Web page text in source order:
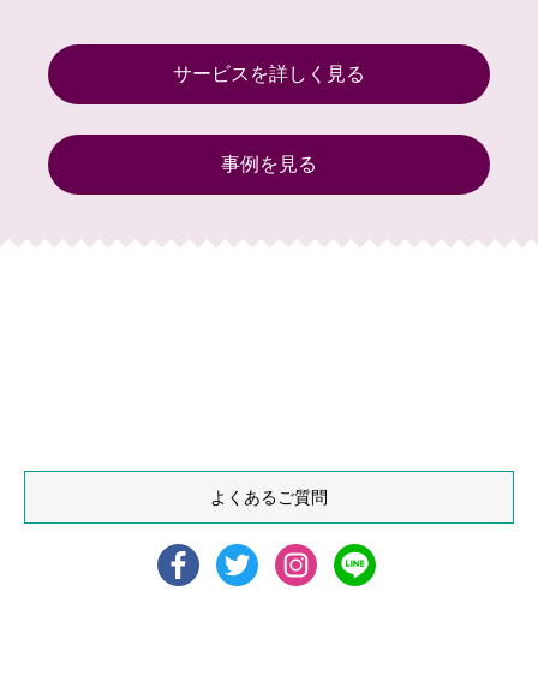
サービスを詳しく見る
事例を見る
よくあるご質問